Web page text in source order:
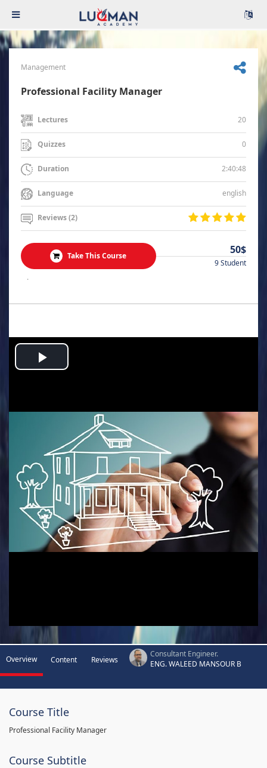
Management
Professional Facility Manager
Lectures 20
Quizzes 0
Duration 2:40:48
Language english
Reviews (2)
Take This Course 50$
9 Student
.
Play
Overview Content Reviews
Consultant Engineer.
ENG. WALEED MANSOUR B
Course Title
Professional Facility Manager
Course Subtitle